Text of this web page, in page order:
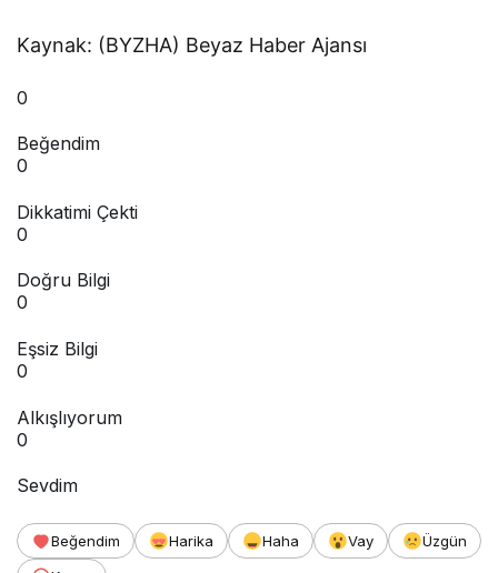
Kaynak: (BYZHA) Beyaz Haber Ajansı
0
Beğendim
0
Dikkatimi Çekti
0
Doğru Bilgi
0
Eşsiz Bilgi
0
Alkışlıyorum
0
Sevdim
Beğendim Harika Haha Vay
Üzgün